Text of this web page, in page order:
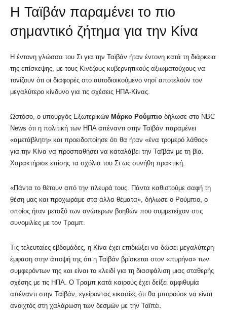
Η Ταϊβάν παραμένει το πιο
σημαντικό ζήτημα για την Κίνα
Η έντονη γλώσσα του Σι για την Ταϊβάν ήταν έντονη κατά τη διάρκεια
της επίσκεψης, με τους Κινέζους κυβερνητικούς αξιωματούχους να
τονίζουν ότι οι διαφορές στο αυτοδιοικούμενο νησί αποτελούν τον
μεγαλύτερο κίνδυνο για τις σχέσεις ΗΠΑ-Κίνας.
Ωστόσο, ο υπουργός Εξωτερικών Μάρκο Ρούμπιο δήλωσε στο NBC
News ότι η πολιτική των ΗΠΑ απέναντι στην Ταϊβάν παραμένει
«αμετάβλητη» και προειδοποίησε ότι θα ήταν «ένα τρομερό λάθος»
για την Κίνα να προσπαθήσει να καταλάβει την Ταϊβάν με τη βία.
Χαρακτήρισε επίσης τα σχόλια του Σι ως συνήθη πρακτική.
«Πάντα το θέτουν από την πλευρά τους. Πάντα καθιστούμε σαφή τη
θέση μας και προχωράμε στα άλλα θέματα», δήλωσε ο Ρούμπιο, ο
οποίος ήταν μεταξύ των ανώτερων βοηθών που συμμετείχαν στις
συνομιλίες με τον Τραμπ.
Τις τελευταίες εβδομάδες, η Κίνα έχει επιδιώξει να δώσει μεγαλύτερη
έμφαση στην άποψή της ότι η Ταϊβάν βρίσκεται στον «πυρήνα» των
συμφερόντων της και είναι το κλειδί για τη διασφάλιση μιας σταθερής
σχέσης με τις ΗΠΑ. Ο Τραμπ κατά καιρούς έχει δείξει αμφιθυμία
απέναντι στην Ταϊβάν, εγείροντας εικασίες ότι θα μπορούσε να είναι
ανοιχτός στη χαλάρωση των δεσμών με την Ταϊπέι.